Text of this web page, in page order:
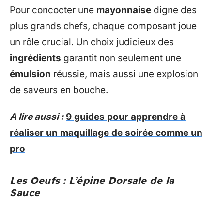
Pour concocter une mayonnaise digne des
plus grands chefs, chaque composant joue
un rôle crucial. Un choix judicieux des
ingrédients garantit non seulement une
émulsion réussie, mais aussi une explosion
de saveurs en bouche.
A lire aussi : 9 guides pour apprendre à
réaliser un maquillage de soirée comme un
pro
Les Oeufs : L’épine Dorsale de la
Sauce